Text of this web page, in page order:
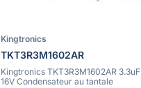
Kingtronics
TKT3R3M1602AR
Kingtronics TKT3R3M1602AR 3.3uF
16V Condensateur au tantale